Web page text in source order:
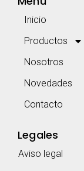
Inicio
Productos
Nosotros
Novedades
Contacto
Legales
Aviso legal